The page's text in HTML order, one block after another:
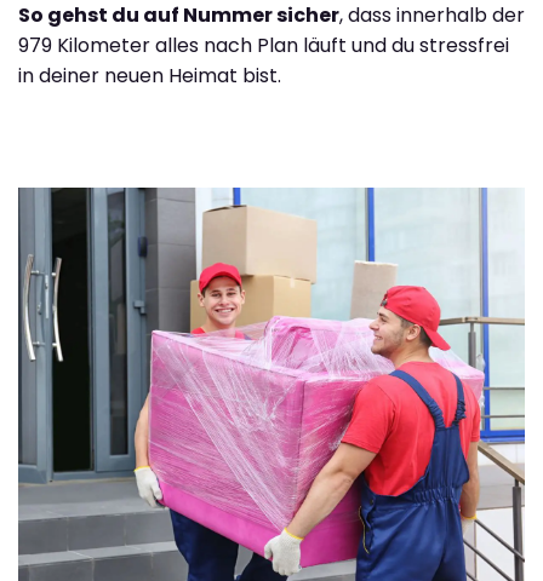
So gehst du auf Nummer sicher, dass innerhalb der
979 Kilometer alles nach Plan läuft und du stressfrei
in deiner neuen Heimat bist.